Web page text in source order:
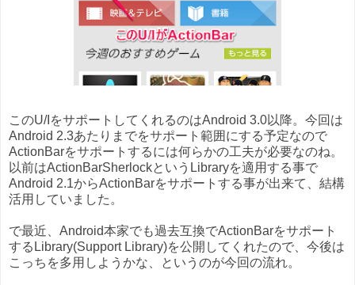
このU/IをサポートしてくれるのはAndroid 3.0以降。今回は
Android 2.3あたりまでをサポート範囲にする予定なので
ActionBarをサポートするには何らかの工夫が必要なのね。
以前はActionBarSherlockというLibraryを適用する事で
Android 2.1からActionBarをサポートする事が出来て、結構
活用していました。
で最近、Android本家でも過去互換でActionBarをサポート
するLibrary(Support Library)を公開してくれたので、今後は
こっちを多用しようかな、というのが今回の流れ。